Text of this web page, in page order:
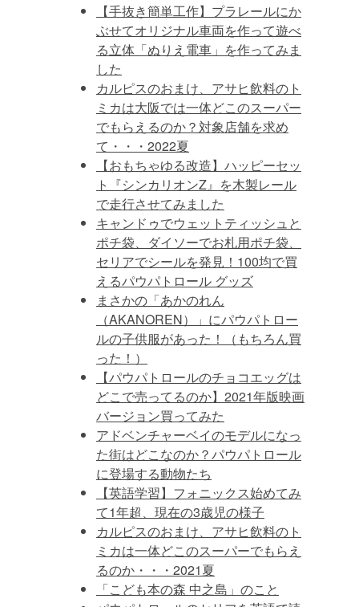
【手抜き簡単工作】プラレールにか
ぶせてオリジナル車両を作って遊べ
る立体「ぬりえ電車」を作ってみま
した
カルピスのおまけ、アサヒ飲料のト
ミカは大阪では一体どこのスーパー
でもらえるのか？対象店舗を求め
て・・・2022夏
【おもちゃゆる改造】ハッピーセッ
ト『シンカリオンZ』を木製レール
で走行させてみました
キャンドゥでウェットティッシュと
ポチ袋、ダイソーでお札用ポチ袋、
セリアでシールを発見！100均で買
えるパウパトロール グッズ
まさかの「あかのれん
（AKANOREN）」にパウパトロー
ルの子供服があった！（もちろん買
った！）
【パウパトロールのチョコエッグは
どこで売ってるのか】2021年版映画
バージョン買ってみた
アドベンチャーベイのモデルになっ
た街はどこなのか？パウパトロール
に登場する動物たち
【英語学習】フォニックス始めてみ
て1年超、現在の3歳児の様子
カルピスのおまけ、アサヒ飲料のト
ミカは一体どこのスーパーでもらえ
るのか・・・2021夏
「こども本の森 中之島」のこと